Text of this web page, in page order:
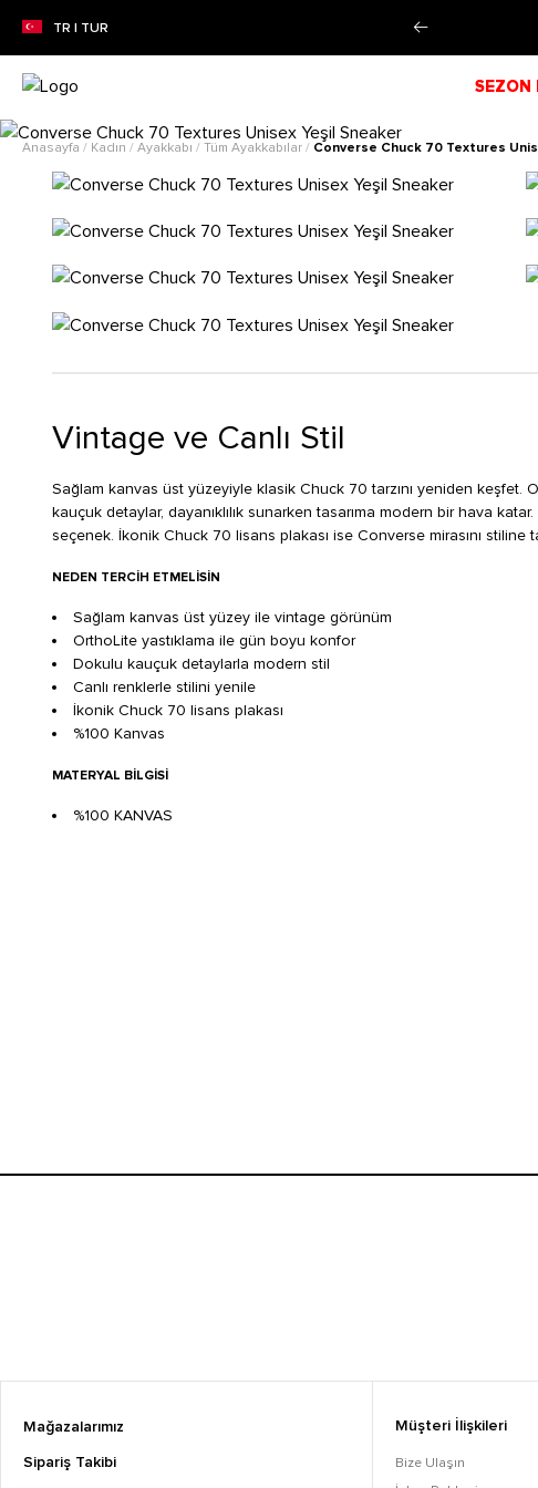
TR | TUR
imkanı!Daha Fazla Bilgi
SEZON
Anasayfa / Kadın / Ayakkabı / Tüm Ayakkabılar / Converse Chuck 70 Textures
Vintage ve Canlı Stil
Sağlam kanvas üst yüzeyiyle klasik Chuck 70 tarzını yeniden keşfet.
kauçuk detaylar, dayanıklılık sunarken tasarıma modern bir hava
seçenek. İkonik Chuck 70 lisans plakası ise Converse mirasını stiline
NEDEN TERCIH ETMELISIN
Sağlam kanvas üst yüzey ile vintage görünüm
OrthoLite yastıklama ile gün boyu konfor
Dokulu kauçuk detaylarla modern stil
Canlı renklerle stilini yenile
İkonik Chuck 70 lisans plakası
%100 Kanvas
MATERYAL BILGISI
%100 KANVAS
Mağazalarımız
Sipariş Takibi
Müşteri İlişkileri
Bize Ulaşın